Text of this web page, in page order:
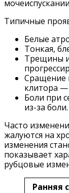
Типичные
Белые
Тонкая,
Трещины
Сращение
клитора
Боли при
из-за боли.
Часто
жалуются на
изменения
показывает
рубцовые
Ранняя